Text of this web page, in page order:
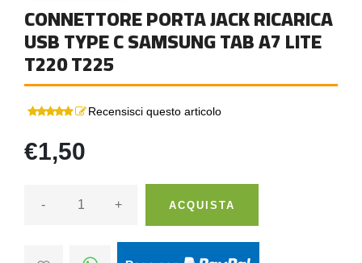
CONNETTORE PORTA JACK RICARICA
USB TYPE C SAMSUNG TAB A7 LITE
T220 T225
Recensisci questo articolo
€1,50
- + ACQUISTA